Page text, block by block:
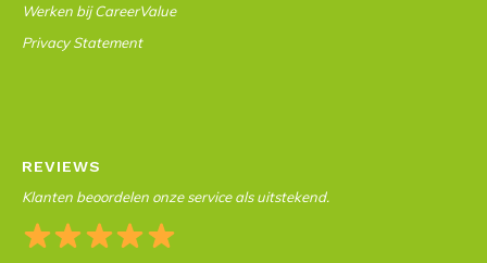
Werken bij CareerValue
Privacy Statement
REVIEWS
Klanten beoordelen onze service als uitstekend.